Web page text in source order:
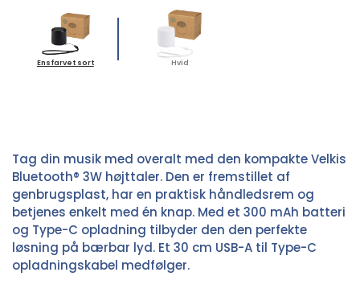
Ensfarvet sort Hvid
Tag din musik med overalt med den kompakte Velkis
Bluetooth® 3W højttaler. Den er fremstillet af
genbrugsplast, har en praktisk håndledsrem og
betjenes enkelt med én knap. Med et 300 mAh batteri
og Type-C opladning tilbyder den den perfekte
løsning på bærbar lyd. Et 30 cm USB-A til Type-C
opladningskabel medfølger.